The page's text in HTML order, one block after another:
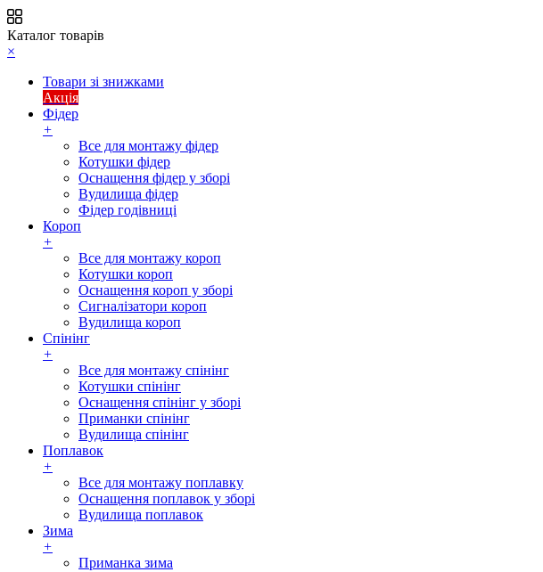
Каталог товарів
×
Товари зі знижками
Акція
Фідер
+
Все для монтажу фідер
Котушки фідер
Оснащення фідер у зборі
Вудилища фідер
Фідер годівниці
Короп
+
Все для монтажу короп
Котушки короп
Оснащення короп у зборі
Сигналізатори короп
Вудилища короп
Спінінг
+
Все для монтажу спінінг
Котушки спінінг
Оснащення спінінг у зборі
Приманки спінінг
Вудилища спінінг
Поплавок
+
Все для монтажу поплавку
Оснащення поплавок у зборі
Вудилища поплавок
Зима
+
Приманка зима